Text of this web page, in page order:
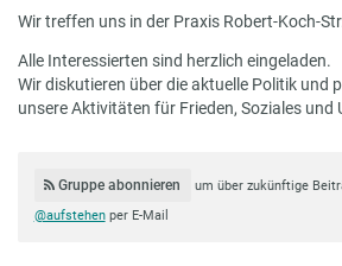
Wir treffen uns in der Praxis Robert-Koch-
Alle Interessierten sind herzlich eingeladen.
Wir diskutieren über die aktuelle Politik und
unsere Aktivitäten für Frieden, Soziales und
Gruppe abonnieren
um über zukünftige
@aufstehenper E-Mail